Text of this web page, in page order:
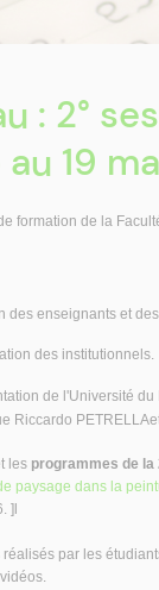
: 2°
19
formation de la
des enseignants et
des institutionnels.
de l'Université
Riccardo
les programmes de la
paysage dans la
]l
par les